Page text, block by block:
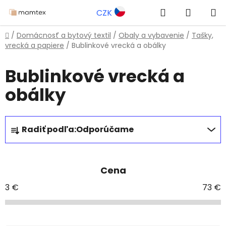
na
obsah
CZK Hľadať
KOŠÍK
Domov
/ Domácnosť a bytový textil / Obaly a vybavenie / Tašky,
vrecká a papiere / Bublinkové vrecká a obálky
Bublinkové vrecká a
obálky
R
a
d
i
e
Radiť podľa:Odporúčame
Cena
3 € 73 €